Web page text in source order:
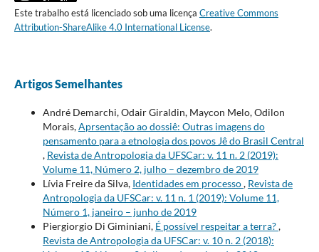
Este trabalho está licenciado sob uma licença Creative Commons
Attribution-ShareAlike 4.0 International License.
Artigos Semelhantes
André Demarchi, Odair Giraldin, Maycon Melo, Odilon
Morais,Aprsentação ao dossiê: Outras imagens do
pensamento para a etnologia dos povos Jê do Brasil Central
, Revista de Antropologia da UFSCar: v. 11 n. 2 (2019):
Volume 11, Número 2, julho – dezembro de 2019
Lívia Freire da Silva, Identidades em processo, Revista de
Antropologia da UFSCar: v. 11 n. 1 (2019): Volume 11,
Número 1, janeiro – junho de 2019
Piergiorgio Di Giminiani, É possível respeitar a terra?,
Revista de Antropologia da UFSCar: v. 10 n. 2 (2018):